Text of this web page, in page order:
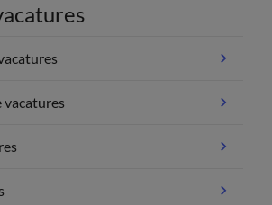
vacatures